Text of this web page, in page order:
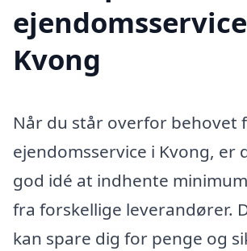
Kvong
Når du står overfor behovet
ejendomsservice i Kvong, er
god idé at indhente
fra forskellige leverandører.
kan spare dig for penge og